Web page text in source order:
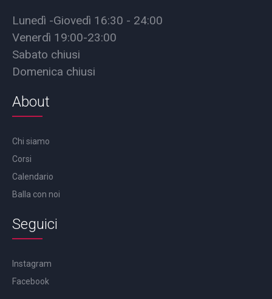
Lunedì -Giovedì 16:30 - 24:00
Venerdì 19:00-23:00
Sabato chiusi
Domenica chiusi
About
Chi siamo
Corsi
Calendario
Balla con noi
Seguici
Instagram
Facebook